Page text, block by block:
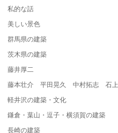
私的な話
美しい景色
群馬県の建築
茨木県の建築
藤井厚二
藤本壮介 平田晃久 中村拓志 石
軽井沢の建築・文化
鎌倉・葉山・逗子・横須賀の建築
長崎の建築